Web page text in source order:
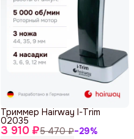
3 910 ₽5 470 ₽−29%
Триммер Hairway I-Trim
02035